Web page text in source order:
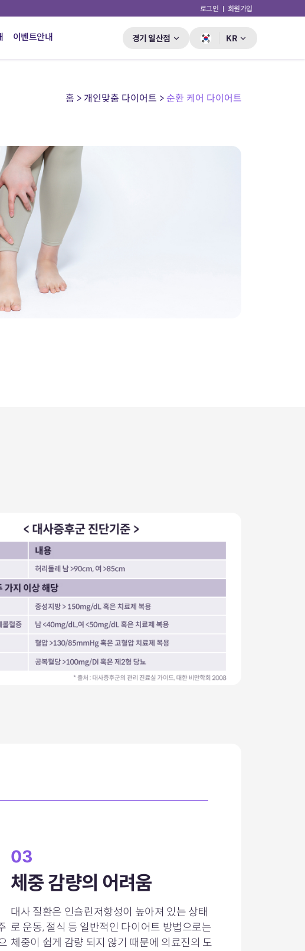
로그인 회원가입
이벤트안내 경기 일산점 KR
홈 > 개인맞춤 다이어트 >순환 케어 다이어트
03
체중 감량의 어려움
대사 질환은 인슐린저항성이 높아져 있는 상태
로 운동, 절식 등 일반적인 다이어트 방법으로는
체중이 쉽게 감량 되지 않기 때문에 의료진의 도